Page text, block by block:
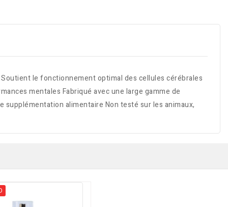
le fonctionnement optimal des cellules cérébrales
mentales Fabriqué avec une large gamme de
alimentaire Non testé sur les animaux,